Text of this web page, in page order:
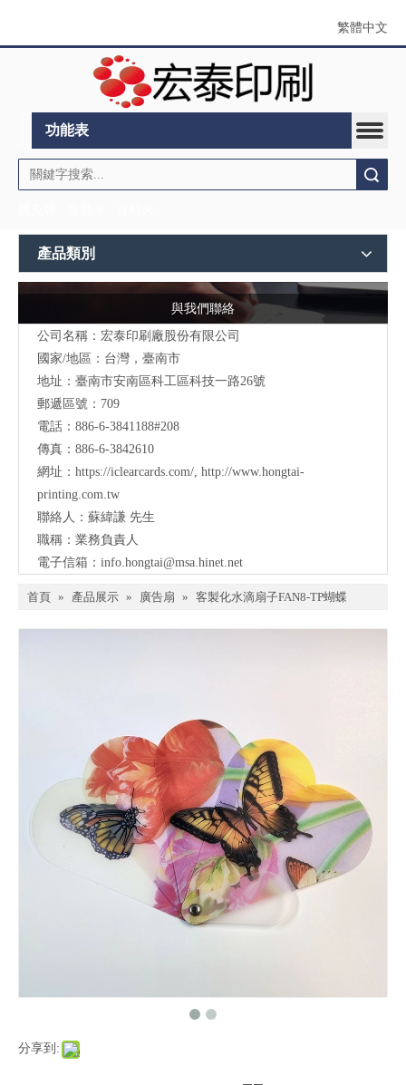
繁體中文
功能表
產品類別
與我們聯絡
公司名稱：宏泰印刷廠股份有限公司
國家/地區：台灣，臺南市
地址： 臺南市安南區科工區科技一路26號
郵遞區號：709
電話：886-6-3841188#208
傳真：886-6-3842610
網址： https://iclearcards.com/ http://www.hongtai-
printing.com.tw
聯絡人：蘇緯謙 先生
職稱：業務負責人
電子信箱： info.hongtai@msa.hinet.net
首頁 » 產品展示 » 廣告扇 » 客製化水滴扇子FAN8-TP蝴蝶
分享到: